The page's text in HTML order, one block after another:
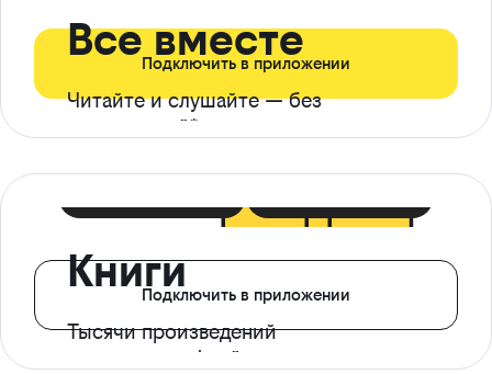
Все вместе
Читайте и слушайте — без
ограничений*
Подключить в приложении
Книги
Тысячи произведений
с доступом офлайн
Подключить в приложении